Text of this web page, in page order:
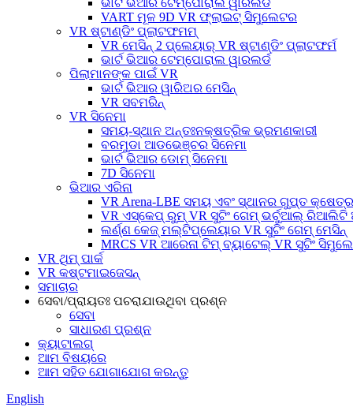
ଭାର୍ଟ ଭିଆର ଟେମ୍ପୋରାଲ ୱାରଲର୍ଡ
VART ମୂଳ 9D VR ଫ୍ଲାଇଟ୍ ସିମୁଲେଟର
VR ଷ୍ଟାଣ୍ଡିଂ ପ୍ଲାଟଫମମ୍
VR ମେସିନ୍ 2 ପ୍ଲେୟାର୍ VR ଷ୍ଟାଣ୍ଡିଂ ପ୍ଲାଟଫର୍ମ
ଭାର୍ଟ ଭିଆର ଟେମ୍ପୋରାଲ ୱାରଲର୍ଡ
ପିଲାମାନଙ୍କ ପାଇଁ VR
ଭାର୍ଟ ଭିଆର ୱାରିଅର ମେସିନ୍
VR ସବମରିନ୍
VR ସିନେମା
ସମୟ-ସ୍ଥାନ ଅନ୍ତଃନକ୍ଷତ୍ରିକ ଭ୍ରମଣକାରୀ
ବରମୁଡା ଆଡଭେଞ୍ଚର ସିନେମା
ଭାର୍ଟ ଭିଆର ଡୋମ୍ ସିନେମା
7D ସିନେମା
ଭିଆର ଏରିନା
VR Arena-LBE ସମୟ ଏବଂ ସ୍ଥାନର ଗୁପ୍ତ କ୍ଷେତ୍ର
VR ଏସ୍କେପ୍ ରୁମ୍ VR ସୁଟିଂ ଗେମ୍ ଭର୍ଚୁଆଲ୍ ରିଆଲିଟି
ଲର୍ଣ୍ଣ କେଜ୍ ମଲ୍ଟିପ୍ଲେୟାର VR ସୁଟିଂ ଗେମ୍ ମେସିନ୍
MRCS VR ଆରେନା ଟିମ୍ ବ୍ୟାଟେଲ୍ VR ସୁଟିଂ
VR ଥିମ୍ ପାର୍କ
VR କଷ୍ଟମାଇଜେସନ୍
ସମାଚାର
ସେବା/ପ୍ରାୟତଃ ପଚରାଯାଉଥିବା ପ୍ରଶ୍ନ
ସେବା
ସାଧାରଣ ପ୍ରଶ୍ନ
କ୍ୟାଟାଲଗ୍
ଆମ ବିଷୟରେ
ଆମ ସହିତ ଯୋଗାଯୋଗ କରନ୍ତୁ
English